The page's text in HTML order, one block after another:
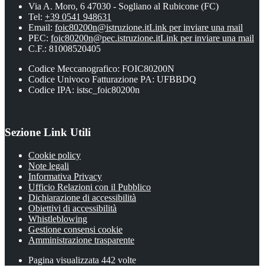
Via A. Moro, 6 47030 - Sogliano al Rubicone (FC)
Tel: +39 0541 948631
Email: foic80200n@istruzione.itLink per inviare una mail
PEC: foic80200n@pec.istruzione.itLink per inviare una mail
C.F.: 81008520405
Codice Meccanografico: FOIC80200N
Codice Univoco Fatturazione PA: UFBBDQ
Codice IPA: istsc_foic80200n
Sezione Link Utili
Cookie policy
Note legali
Informativa Privacy
Ufficio Relazioni con il Pubblico
Dichiarazione di accessibilità
Obiettivi di accessibilità
Whistleblowing
Gestione consensi cookie
Amministrazione trasparente
Pagina visualizzata 442 volte